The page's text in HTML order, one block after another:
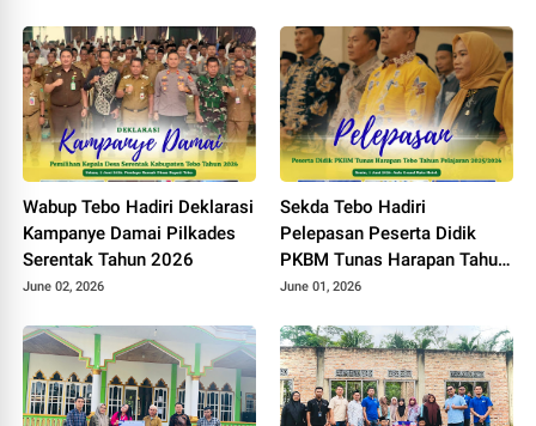
Wabup Tebo Hadiri Deklarasi
Kampanye Damai Pilkades
Serentak Tahun 2026
June 02, 2026
Sekda Tebo Hadiri
Pelepasan Peserta Didik
PKBM Tunas Harapan Tahun
Pelajaran 2025 - 2026
June 01, 2026